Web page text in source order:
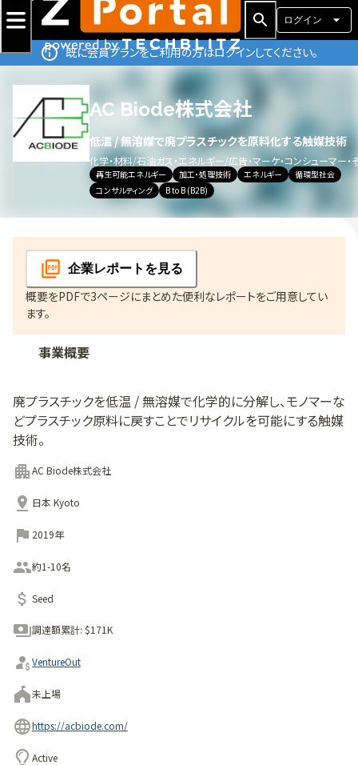
ログイン
既に会員プランをご利用の方はログインしてください。
AC Biode株式会社
低温 / 無溶媒で廃プラスチックを原料化する触媒技術
化学・材料/石油ガス・エネルギー/広告・マーケ・コンシューマー・
再生可能エネルギー 加工・処理技術 エネルギー
循環型社会
コンサルティング
B to B (B2B)
企業レポート を見る
概要をPDFで3ページにまとめた便利なレポートをご用意してい
ます。
事業概要
廃プラスチックを低温 / 無溶媒で化学的に分解し、モノマーな
どプラスチック原料に戻すことでリサイクルを可能にする触媒
技術。
AC Biode株式会社
日本 Kyoto
2019年
約1-10名
Seed
調達額累計: $171K
VentureOut
未上場
https://acbiode.com/
Active